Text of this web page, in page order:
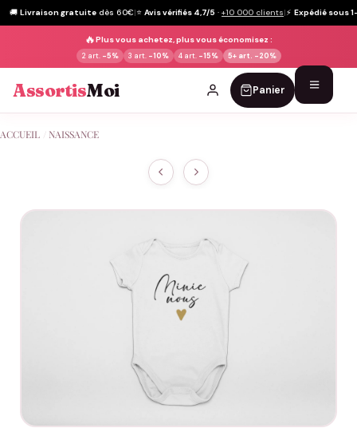
🚚 Livraison gratuite dès 60€|⭐ Avis vérifiés 4,7/5 · +10 000 clients|⚡ Expédié sous
🔥Plus vous achetez, plus vous économisez :
2 art. -5% 3 art. -10% 4 art. -15% 5+ art. -20%
AssortisMoi Panier
au
ACCUEIL NAISSANCE